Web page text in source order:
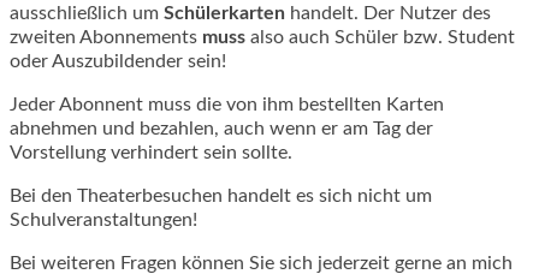
ausschließlich um Schülerkarten handelt. Der Nutzer des
zweiten Abonnements muss also auch Schüler bzw. Student
oder Auszubildender sein!
Jeder Abonnent muss die von ihm bestellten Karten
abnehmen und bezahlen, auch wenn er am Tag der
Vorstellung verhindert sein sollte.
Bei den Theaterbesuchen handelt es sich nicht um
Schulveranstaltungen!
Bei weiteren Fragen können Sie sich jederzeit gerne an mich